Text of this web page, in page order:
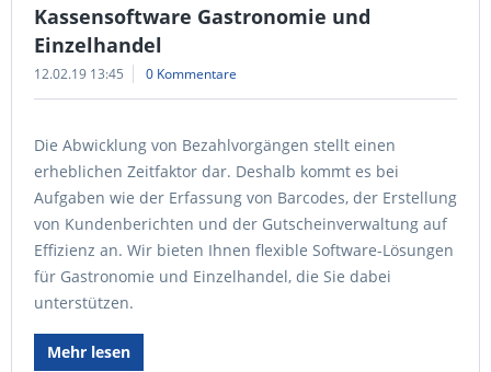
Kassensoftware Gastronomie und
Einzelhandel
12.02.19 13:45 0 Kommentare
Die Abwicklung von Bezahlvorgängen stellt einen
erheblichen Zeitfaktor dar. Deshalb kommt es bei
Aufgaben wie der Erfassung von Barcodes, der Erstellung
von Kundenberichten und der Gutscheinverwaltung auf
Effizienz an. Wir bieten Ihnen flexible Software-Lösungen
für Gastronomie und Einzelhandel, die Sie dabei
unterstützen.
Mehr lesen